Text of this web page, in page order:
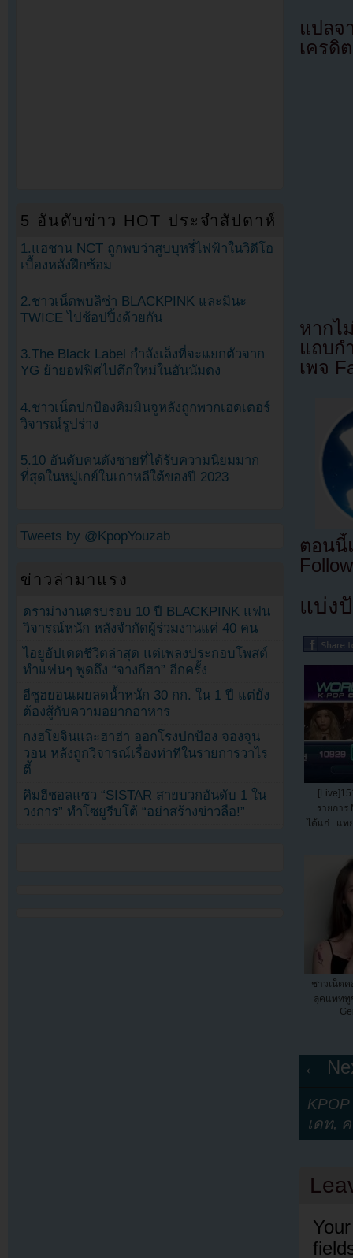
แปล
เครดิ
หากไ
แถบก
เพจ
ตอนนี้
แบ่ง
รายการ
ได้แก่...แท
ชาวเน็ตค
ลุคแทททู
←
เดท,
5 อันดับข่าว HOT ประจำสัปดาห์
1.แฮชาน NCT ถูกพบว่าสูบบุหรี่ไฟฟ้าในวิดีโอ
เบื้องหลังฝึกซ้อม
2.ชาวเน็ตพบลิซ่า BLACKPINK และมินะ
TWICE ไปช้อปปิ้งด้วยกัน
3.The Black Label กำลังเล็งที่จะแยกตัวจาก
YG ย้ายอฟฟิศไปตึกใหม่ในฮันนัมดง
4.ชาวเน็ตปกป้องคิมมินจูหลังถูกพวกเฮดเตอร์
วิจารณ์รูปร่าง
5.10 อันดับคนดังชายที่ได้รับความนิยมมาก
ที่สุดในหมู่เกย์ในเกาหลีใต้ของปี 2023
Tweets by @KpopYouzab
ข่าวล่ามาแรง
ดราม่างานครบรอบ 10 ปี BLACKPINK แฟน
วิจารณ์หนัก หลังจำกัดผู้ร่วมงานแค่ 40 คน
ไอยูอัปเดตชีวิตล่าสุด แต่เพลงประกอบโพสต์
ทำแฟนๆ พูดถึง “จางกีฮา” อีกครั้ง
อีซูฮยอนเผยลดน้ำหนัก 30 กก. ใน 1 ปี แต่ยัง
ต้องสู้กับความอยากอาหาร
กงฮโยจินและฮาฮ่า ออกโรงปกป้อง จองจุน
วอน หลังถูกวิจารณ์เรื่องท่าทีในรายการวาไร
ตี้
คิมฮีชอลแซว “SISTAR สายบวกอันดับ 1 ใน
วงการ” ทำโซยูรีบโต้ “อย่าสร้างข่าวลือ!”